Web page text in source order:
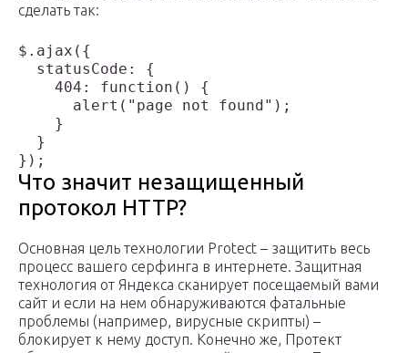
сделать так:
$.ajax({
  statusCode: {
    404: function() {
      alert("page not found");
    }
  }
Что значит незащищенный
протокол HTTP?
Основная цель технологии Protect – защитить весь
процесс вашего серфинга в интернете. Защитная
технология от Яндекса сканирует посещаемый вами
сайт и если на нем обнаруживаются фатальные
проблемы (например, вирусные скрипты) –
блокирует к нему доступ. Конечно же, Протект